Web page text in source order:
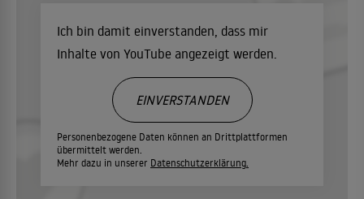
Ich bin damit einverstanden, dass mir
Inhalte von YouTube angezeigt werden.
Personenbezogene Daten können an Drittplattformen
übermittelt werden.
Mehr dazu in unserer Datenschutzerklärung.
EINVERSTANDEN